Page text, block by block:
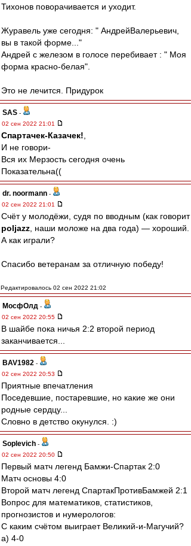
Тихонов поворачивается и уходит.
Журавель уже сегодня: " АндрейВалерьевич,
вы в такой форме..."
Андрей с железом в голосе перебивает : " Моя
форма красно-белая".
Это не лечится. Придурок
SAS -
02 сен 2022 21:01
Спартачек-Казачек!
И не говори-
Вся их Мерзость сегодня очень
Показательна((
dr. noormann -
02 сен 2022 21:01
Счёт у молодёжи, судя по вводным (как говорит
poljazz , наши моложе на два года) — хороший.
А как играли?
Спасибо ветеранам за отличную победу!
Редактировалось 02 сен 2022 21:02
МосфОлд -
02 сен 2022 20:55
В шайбе пока ничья 2:2 второй период
заканчивается...
BAV1982 -
02 сен 2022 20:53
Приятные впечатления
Поседевшие, постаревшие, но какие же они
родные сердцу...
Словно в детство окунулся. :)
Soplevich -
02 сен 2022 20:50
Первый матч легенд Бамжи-Спартак 2:0
Матч основы 4:0
Второй матч легенд СпартакПротивБамжей 2:1
Вопрос для математиков, статистиков,
прогнозистов и нумерологов:
С каким счётом выиграет Великий-и-Магучий?
а) 4-0